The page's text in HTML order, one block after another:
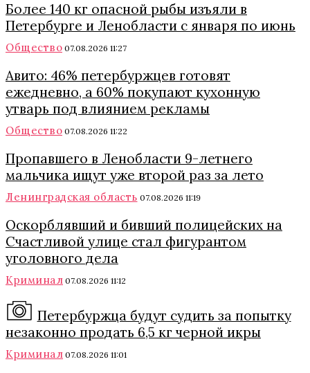
Более 140 кг опасной рыбы изъяли в
Петербурге и Ленобласти с января по июнь
Общество 07.08.2026 11:27
Авито: 46% петербуржцев готовят
ежедневно, а 60% покупают кухонную
утварь под влиянием рекламы
Общество 07.08.2026 11:22
Пропавшего в Ленобласти 9-летнего
мальчика ищут уже второй раз за лето
Ленинградская область 07.08.2026 11:19
Оскорблявший и бивший полицейских на
Счастливой улице стал фигурантом
уголовного дела
Криминал 07.08.2026 11:12
Петербуржца будут судить за попытку
незаконно продать 6,5 кг черной икры
Криминал 07.08.2026 11:01